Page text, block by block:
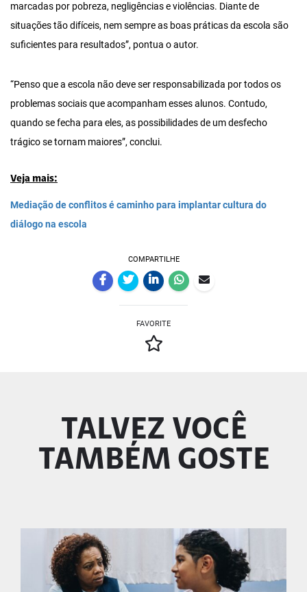
marcadas por pobreza, negligências e violências. Diante de
situações tão difíceis, nem sempre as boas práticas da escola são
suficientes para resultados”, pontua o autor.
“Penso que a escola não deve ser responsabilizada por todos os
problemas sociais que acompanham esses alunos. Contudo,
quando se fecha para eles, as possibilidades de um desfecho
trágico se tornam maiores”, conclui.
Veja mais:
Mediação de conflitos é caminho para implantar cultura do
diálogo na escola
COMPARTILHE
FAVORITE
TALVEZ VOCÊ
TAMBÉM GOSTE